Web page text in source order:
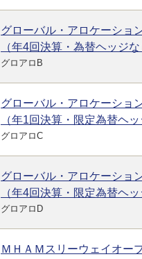
グローバル・アロケーショ
（年4回決算・為替ヘッジな
グロアロB
グローバル・アロケーショ
（年1回決算・限定為替ヘッ
グロアロC
グローバル・アロケーショ
（年4回決算・限定為替ヘッ
グロアロD
ＭＨＡＭスリーウェイオー